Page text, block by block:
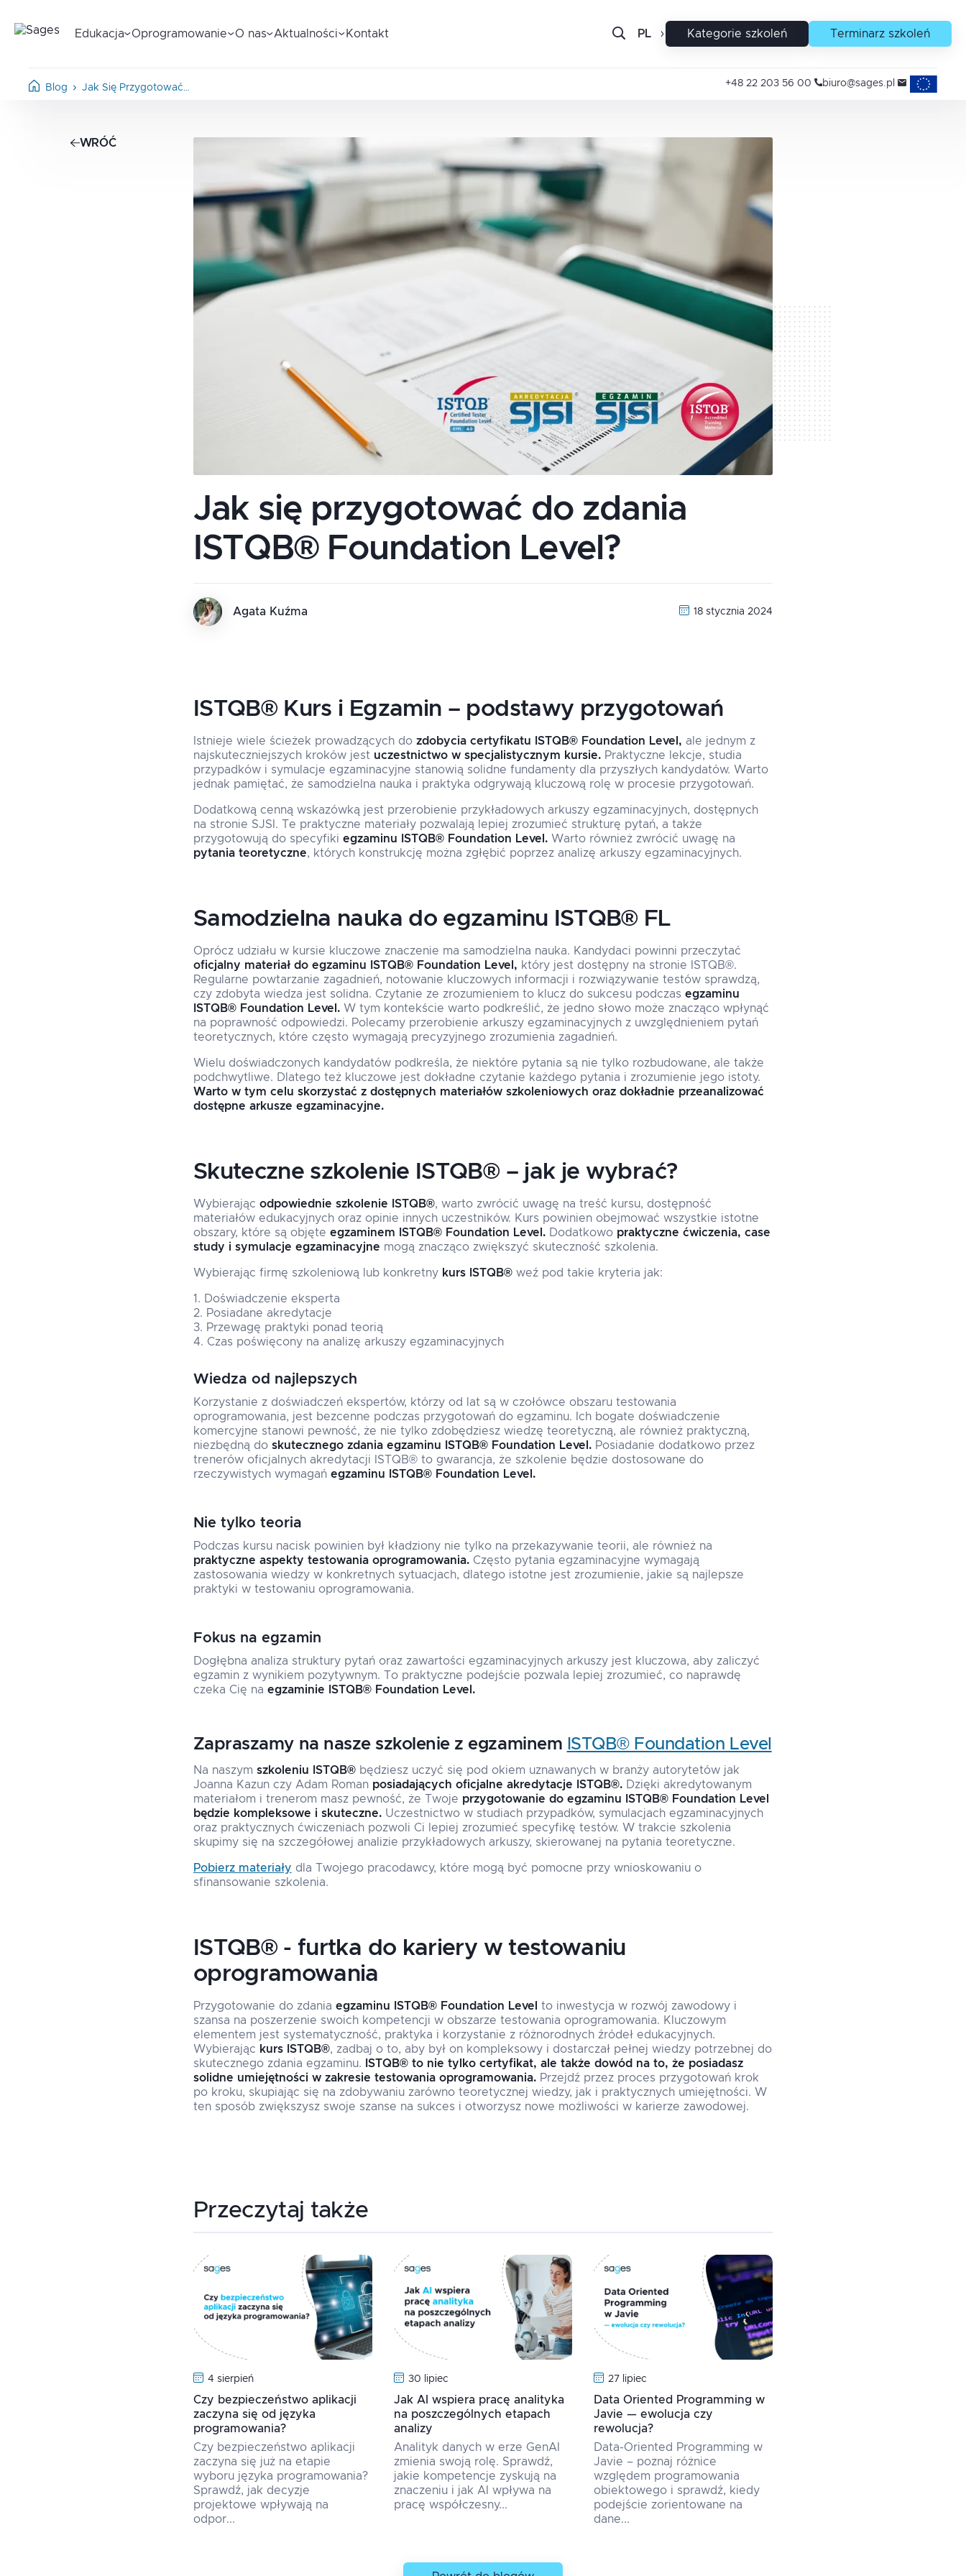
Edukacja Oprogramowanie O nas Aktualności Kontakt PL EN Kategorie szkoleń Terminarz szkoleń
Blog Jak Się Przygotować… +48 22 203 56 00 biuro@sages.pl Projekty
WRÓĆ
Jak się przygotować do zdania
ISTQB® Foundation Level?
Agata Kuźma 18 stycznia 2024
ISTQB® Kurs i Egzamin – podstawy przygotowań
Istnieje wiele ścieżek prowadzących do zdobycia certyfikatu ISTQB® Foundation Level, ale jednym z
najskuteczniejszych kroków jest uczestnictwo w specjalistycznym kursie.Praktyczne lekcje, studia
przypadków i symulacje egzaminacyjne stanowią solidne fundamenty dla przyszłych kandydatów. Warto
jednak pamiętać, że samodzielna nauka i praktyka odgrywają kluczową rolę w procesie przygotowań.
Dodatkową cenną wskazówką jest przerobienie przykładowych arkuszy egzaminacyjnych, dostępnych
na stronie SJSI. Te praktyczne materiały pozwalają lepiej zrozumieć strukturę pytań, a także
przygotowują do specyfiki egzaminu ISTQB® Foundation Level.Warto również zwrócić uwagę na
pytania teoretyczne, których konstrukcję można zgłębić poprzez analizę arkuszy egzaminacyjnych.
Samodzielna nauka do egzaminu ISTQB® FL
Oprócz udziału w kursie kluczowe znaczenie ma samodzielna nauka. Kandydaci powinni przeczytać
oficjalny materiał do egzaminu ISTQB® Foundation Level, który jest dostępny na stronie ISTQB®.
Regularne powtarzanie zagadnień, notowanie kluczowych informacji i rozwiązywanie testów sprawdzą,
czy zdobyta wiedza jest solidna. Czytanie ze zrozumieniem to klucz do sukcesu podczas egzaminu
ISTQB® Foundation Level.W tym kontekście warto podkreślić, że jedno słowo może znacząco wpłynąć
na poprawność odpowiedzi. Polecamy przerobienie arkuszy egzaminacyjnych z uwzględnieniem pytań
teoretycznych, które często wymagają precyzyjnego zrozumienia zagadnień.
Wielu doświadczonych kandydatów podkreśla, że niektóre pytania są nie tylko rozbudowane, ale także
podchwytliwe. Dlatego też kluczowe jest dokładne czytanie każdego pytania i zrozumienie jego istoty.
Warto w tym celu skorzystać z dostępnych materiałów szkoleniowych oraz dokładnie przeanalizować
dostępne arkusze egzaminacyjne.
Skuteczne szkolenie ISTQB® – jak je wybrać?
Wybierając odpowiednie szkolenie ISTQB®, warto zwrócić uwagę na treść kursu, dostępność
materiałów edukacyjnych oraz opinie innych uczestników. Kurs powinien obejmować wszystkie istotne
obszary, które są objęte egzaminem ISTQB® Foundation Level.Dodatkowo praktyczne ćwiczenia, case
study i symulacje egzaminacyjne mogą znacząco zwiększyć skuteczność szkolenia.
Wybierając firmę szkoleniową lub konkretny kurs ISTQB®weź pod takie kryteria jak:
Doświadczenie eksperta
Posiadane akredytacje
Przewagę praktyki ponad teorią
Czas poświęcony na analizę arkuszy egzaminacyjnych
Wiedza od najlepszych
Korzystanie z doświadczeń ekspertów, którzy od lat są w czołówce obszaru testowania
oprogramowania, jest bezcenne podczas przygotowań do egzaminu. Ich bogate doświadczenie
komercyjne stanowi pewność, że nie tylko zdobędziesz wiedzę teoretyczną, ale również praktyczną,
niezbędną do skutecznego zdania egzaminu ISTQB® Foundation Level.Posiadanie dodatkowo przez
trenerów oficjalnych akredytacji ISTQB® to gwarancja, że szkolenie będzie dostosowane do
rzeczywistych wymagań egzaminu ISTQB® Foundation Level.
Nie tylko teoria
Podczas kursu nacisk powinien był kładziony nie tylko na przekazywanie teorii, ale również na
praktyczne aspekty testowania oprogramowania.Często pytania egzaminacyjne wymagają
zastosowania wiedzy w konkretnych sytuacjach, dlatego istotne jest zrozumienie, jakie są najlepsze
praktyki w testowaniu oprogramowania.
Fokus na egzamin
Dogłębna analiza struktury pytań oraz zawartości egzaminacyjnych arkuszy jest kluczowa, aby zaliczyć
egzamin z wynikiem pozytywnym. To praktyczne podejście pozwala lepiej zrozumieć, co naprawdę
czeka Cię na egzaminie ISTQB® Foundation Level.
Zapraszamy na nasze szkolenie z egzaminem ISTQB® Foundation Level
Na naszym szkoleniu ISTQB®będziesz uczyć się pod okiem uznawanych w branży autorytetów jak
Joanna Kazun czy Adam Roman posiadających oficjalne akredytacje ISTQB®.Dzięki akredytowanym
materiałom i trenerom masz pewność, że Twoje przygotowanie do egzaminu ISTQB® Foundation Level
będzie kompleksowe i skuteczne.Uczestnictwo w studiach przypadków, symulacjach egzaminacyjnych
oraz praktycznych ćwiczeniach pozwoli Ci lepiej zrozumieć specyfikę testów. W trakcie szkolenia
skupimy się na szczegółowej analizie przykładowych arkuszy, skierowanej na pytania teoretyczne.
Pobierz materiały dla Twojego pracodawcy, które mogą być pomocne przy wnioskowaniu o
sfinansowanie szkolenia.
ISTQB® - furtka do kariery w testowaniu
oprogramowania
Przygotowanie do zdania egzaminu ISTQB® Foundation Level
to inwestycja w rozwój zawodowy i
szansa na poszerzenie swoich kompetencji w obszarze testowania oprogramowania. Kluczowym
elementem jest systematyczność, praktyka i korzystanie z różnorodnych źródeł edukacyjnych.
Wybierając kurs ISTQB®, zadbaj o to, aby był on kompleksowy i dostarczał pełnej wiedzy potrzebnej do
skutecznego zdania egzaminu.
ISTQB® to nie tylko certyfikat, ale także dowód na to, że posiadasz
solidne umiejętności w zakresie testowania oprogramowania.Przejdź przez proces przygotowań krok
po kroku, skupiając się na zdobywaniu zarówno teoretycznej wiedzy, jak i praktycznych umiejętności. W
ten sposób zwiększysz swoje szanse na sukces i otworzysz nowe możliwości w karierze zawodowej.
Przeczytaj także
4 sierpień
Czy bezpieczeństwo aplikacji
zaczyna się od języka
programowania?
Czy bezpieczeństwo aplikacji
zaczyna się już na etapie
wyboru języka programowania?
Sprawdź, jak decyzje
projektowe wpływają na
odpor...
30 lipiec
Jak AI wspiera pracę analityka
na poszczególnych etapach
analizy
Analityk danych w erze GenAI
zmienia swoją rolę. Sprawdź,
jakie kompetencje zyskują na
znaczeniu i jak AI wpływa na
pracę współczesny...
27 lipiec
Data Oriented Programming w
Javie — ewolucja czy
rewolucja?
Data-Oriented Programming w
Javie – poznaj różnice
względem programowania
obiektowego i sprawdź, kiedy
podejście zorientowane na
dane...